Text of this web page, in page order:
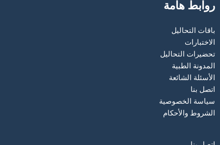
روابط هامة
باقات التحاليل
الاختبارات
تحضيرات التحاليل
المدونة الطبية
الأسئلة الشائعة
اتصل بنا
سياسة الخصوصية
الشروط والأحكام